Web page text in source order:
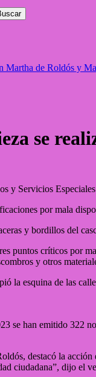
Martha de Roldós y
se
y Servicios
por mala
y bordillos del
puntos críticos por
y otros
la esquina de las
se han emitido 322
destacó la
ciudadana”, dijo el